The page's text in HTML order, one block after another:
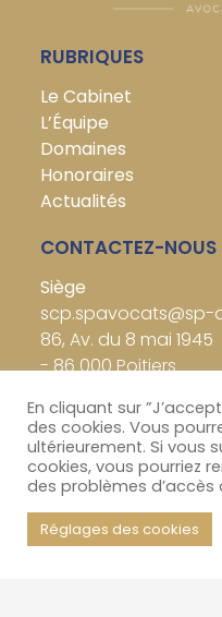
RUBRIQUES
Le Cabinet
L’Équipe
Domaines
Honoraires
Actualités
CONTACTEZ-NOUS
Siège
scp.spavocats@sp-
86, Av. du 8 mai 1945
-86 000Poitiers
Fax :05 49 85 19 74
Case 93
Bureau Secondaire
scp.spavocats@sp-
17, rue Cadet - 75009
En cliquant sur
des cookies. Vous
ultérieurement. Si vous
cookies, vous pourriez
des problèmes d’accès
Réglages des cookies